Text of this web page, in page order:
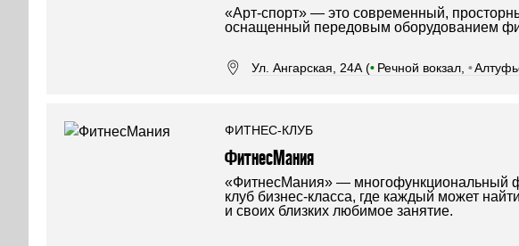
«Арт-спорт» — это современный,
оснащенный передовым оборудованием
Ул. Ангарская, 24А (• Речной вокзал, •
ФИТНЕС-КЛУБ
ФитнесМания
«ФитнесМания» — многофункциональный
клуб бизнес-класса, где каждый может
и своих близких любимое занятие.